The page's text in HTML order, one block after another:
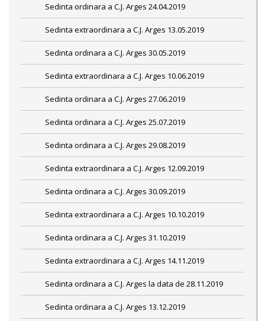
Sedinta ordinara a C.J. Arges 24.04.2019
Sedinta extraordinara a C.J. Arges 13.05.2019
Sedinta ordinara a C.J. Arges 30.05.2019
Sedinta extraordinara a C.J. Arges 10.06.2019
Sedinta ordinara a C.J. Arges 27.06.2019
Sedinta ordinara a C.J. Arges 25.07.2019
Sedinta ordinara a C.J. Arges 29.08.2019
Sedinta extraordinara a C.J. Arges 12.09.2019
Sedinta ordinara a C.J. Arges 30.09.2019
Sedinta extraordinara a C.J. Arges 10.10.2019
Sedinta ordinara a C.J. Arges 31.10.2019
Sedinta extraordinara a C.J. Arges 14.11.2019
Sedinta ordinara a C.J. Arges la data de 28.11.2019
Sedinta ordinara a C.J. Arges 13.12.2019